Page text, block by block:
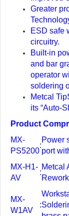
Greater
ESD safe
circuitry.
Built-in
and bar
operator
soldering
Metcal
its “Auto-
Product
MX-
PS5200
:
Power
port
MX-H1-
AV
:
Metcal
MX-
W1AV
: